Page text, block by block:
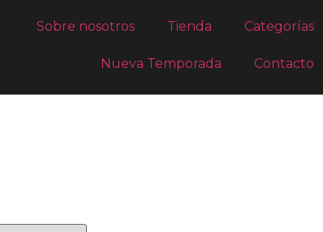
Sobre nosotros Tienda Categorías
Nueva Temporada Contacto